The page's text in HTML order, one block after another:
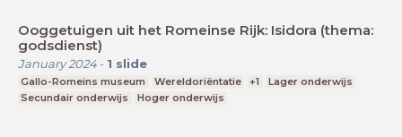
Ooggetuigen uit het Romeinse Rijk: Isidora (thema:
godsdienst)
January 2024- 1 slide
Gallo-Romeins museum Wereldoriëntatie +1
Lager onderwijs
Secundair onderwijs
Hoger onderwijs